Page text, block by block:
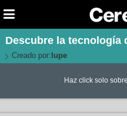
Descubre la tecnología
Creado por: lupe
Haz click solo